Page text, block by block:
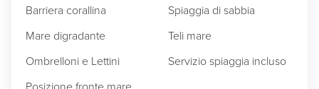
Barriera corallina
Spiaggia di sabbia
Mare digradante
Teli mare
Ombrelloni e Lettini
Servizio spiaggia incluso